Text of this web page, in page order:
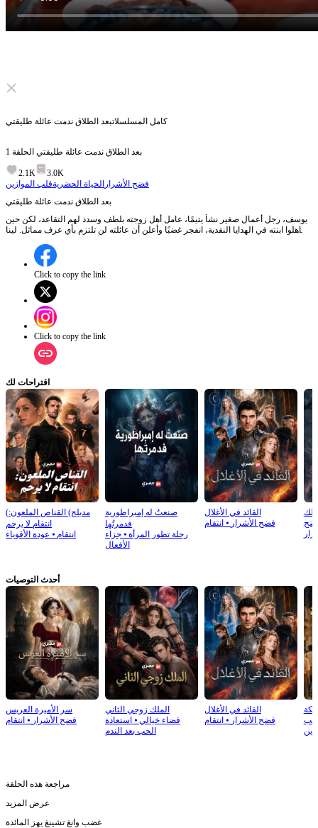
Click to unmute
كامل المسلسلاتبعد الطلاق ندمت عائلة طليقتي
بعد الطلاق ندمت عائلة طليقتي الحلقة 1
2.1K
3.0K
فضح الأشرار الحياة الحضريةقلب الموازين
بعد الطلاق ندمت عائلة طليقتي
يوسف، رجل أعمال صغير نشأ يتيمًا، عامل أهل زوجته بلطف وسدد لهم التقاعد، لكن حين
تجاهلوا ابنته في الهدايا النقدية، انفجر غضبًا وأعلن أن عائلته لن تلتزم بأي عرف مماثل. لينا
الحقيقية، فعدت إليهما وبدأت حياة جديدة، وتعلمت من يوسف أن حب الذات شرط لحب
Click to copy the link
Click to copy the link
اقتراحات لك
(مدبلج) القناص الملعون:
انتقام لا يرحم
انتقام ⦁ عودة الأقوياء
صنعتُ له إمبراطورية
فدمرتُها
رحلة تطور المرأة ⦁جزاء
الأفعال
القائد في الأغلال
فضح الأشرار ⦁ انتقام
أحدث التوصيات
سر الأميرة العريس
فضح الأشرار ⦁ انتقام
الملك زوجي الثاني
فضاء خيالي ⦁ استعادة
الحب بعد الندم
القائد في الأغلال
فضح الأشرار ⦁ انتقام
مراجعة هذه الحلقة
عرض المزيد
غضب وانغ تشينغ يهز المائدة